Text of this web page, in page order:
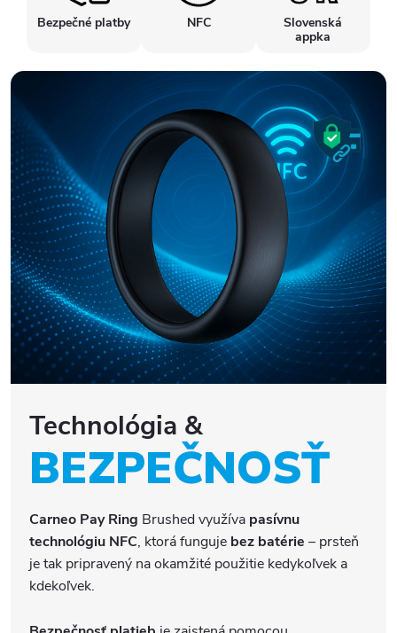
Bezpečné platby NFC
Slovenská
appka
Technológia &
BEZPEČNOSŤ
Carneo Pay Ring Brushed využíva pasívnu
technológiu NFC, ktorá funguje bez batérie – prsteň
je tak pripravený na okamžité použitie kedykoľvek a
kdekoľvek.